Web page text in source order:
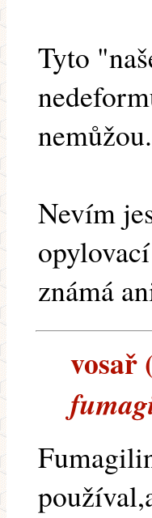
Tyto
nemůžou.
Nevím
známá
vosař